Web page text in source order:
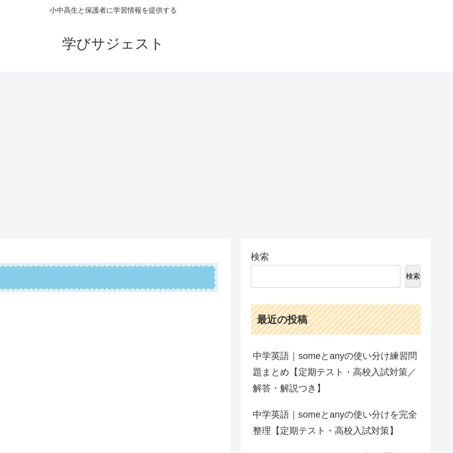
小中高生と保護者に学習情報を提供する
学びサジェスト
検索
検索
最近の投稿
中学英語｜someとanyの使い分け練習問
題まとめ【定期テスト・高校入試対策／
解答・解説つき】
中学英語｜someとanyの使い分けを完全
整理【定期テスト・高校入試対策】